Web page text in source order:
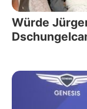
Würde